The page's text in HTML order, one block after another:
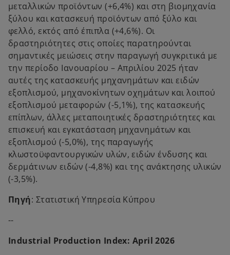
μεταλλικών προϊόντων (+6,4%) και στη βιομηχανία
ξύλου και κατασκευή προϊόντων από ξύλο και
φελλό, εκτός από έπιπλα (+4,6%). Οι
δραστηριότητες στις οποίες παρατηρούνται
σημαντικές μειώσεις στην παραγωγή συγκριτικά με
την περίοδο Ιανουαρίου – Απριλίου 2025 ήταν
αυτές της κατασκευής μηχανημάτων και ειδών
εξοπλισμού, μηχανοκίνητων οχημάτων και λοιπού
εξοπλισμού μεταφορών (-5,1%), της κατασκευής
επίπλων, άλλες μεταποιητικές δραστηριότητες και
επισκευή και εγκατάσταση μηχανημάτων και
εξοπλισμού (-5,0%), της παραγωγής
κλωστοϋφαντουργικών υλών, ειδών ένδυσης και
δερμάτινων ειδών (-4,8%) και της ανάκτησης υλικών
(-3,5%).
Πηγή: Στατιστική Υπηρεσία Κύπρου
--
Industrial Production Index: April 2026